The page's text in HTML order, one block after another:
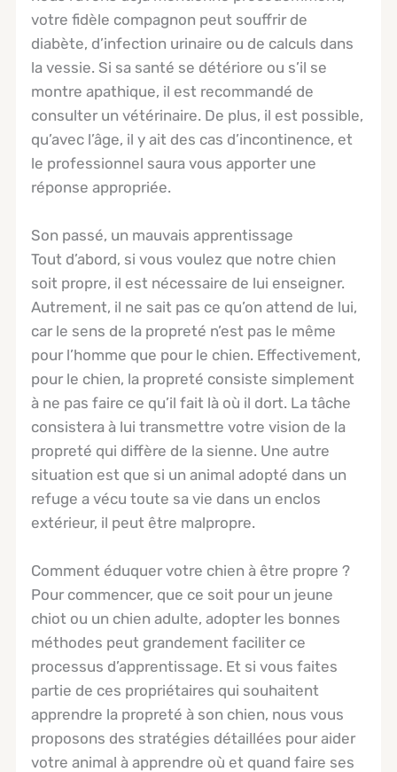
votre fidèle compagnon peut souffrir de
diabète, d’infection urinaire ou de calculs dans
la vessie. Si sa santé se détériore ou s’il se
montre apathique, il est recommandé de
consulter un vétérinaire. De plus, il est possible,
qu’avec l’âge, il y ait des cas d’incontinence, et
le professionnel saura vous apporter une
réponse appropriée.
Son passé, un mauvais apprentissage
Tout d’abord, si vous voulez que notre chien
soit propre, il est nécessaire de lui enseigner.
Autrement, il ne sait pas ce qu’on attend de lui,
car le sens de la propreté n’est pas le même
pour l’homme que pour le chien. Effectivement,
pour le chien, la propreté consiste simplement
à ne pas faire ce qu’il fait là où il dort. La tâche
consistera à lui transmettre votre vision de la
propreté qui diffère de la sienne. Une autre
situation est que si un animal adopté dans un
refuge a vécu toute sa vie dans un enclos
extérieur, il peut être malpropre.
Comment éduquer votre chien à être propre ?
Pour commencer, que ce soit pour un jeune
chiot ou un chien adulte, adopter les bonnes
méthodes peut grandement faciliter ce
processus d’apprentissage. Et si vous faites
partie de ces propriétaires qui souhaitent
apprendre la propreté à son chien, nous vous
proposons des stratégies détaillées pour aider
votre animal à apprendre où et quand faire ses